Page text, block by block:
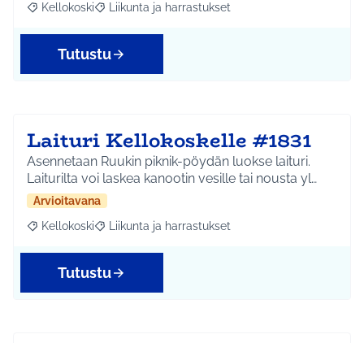
Rajaa tulokset aihepiirin mukaan: Kellokoski
Kellokoski Rajaa tulokset teeman mukaan: Liikunta ja
Liikunta ja harrastukset
Tutustu
Laituri Kellokoskelle #1831
Asennetaan Ruukin piknik-pöydän luokse laituri.
Laiturilta voi laskea kanootin vesille tai nousta yl…
Arvioitavana
Rajaa tulokset aihepiirin mukaan: Kellokoski
Kellokoski Rajaa tulokset teeman mukaan: Liikunta ja
Liikunta ja harrastukset
Tutustu